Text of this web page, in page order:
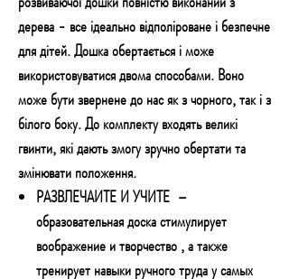
дерева - все ідеально відполіроване і безпечне
для дітей. Дошка обертається і може
використовуватися двома способами. Воно
може бути звернене до нас як з чорного, так і з
білого боку. До комплекту входять великі
гвинти, які дають змогу зручно обертати та
змінювати положення.
РАЗВЛЕЧАЙТЕ И УЧИТЕ –
образовательная доскастимулирует
воображение и творчество, а также
тренирует навыки ручного труда у самых